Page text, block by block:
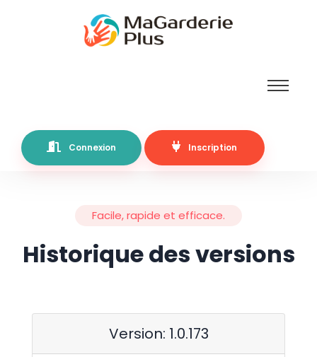
Connexion Inscription
Facile, rapide et efficace.
Historique des versions
Version: 1.0.173